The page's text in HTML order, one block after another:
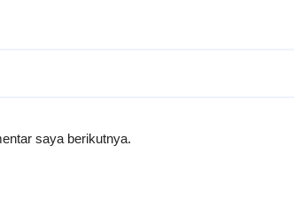
saya berikutnya.